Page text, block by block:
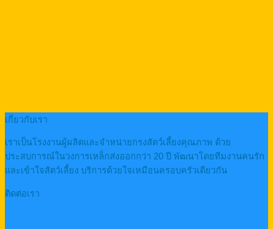
เกี่ยวกับเรา
เราเป็นโรงงานผู้ผลิตและจำหน่ายกรงสัตว์เลี้ยงคุณภาพ ด้วย
ประสบการณ์ในวงการเหล็กส่งออกกว่า 20 ปี พัฒนาโดยทีมงานคนรัก
และเข้าใจสัตว์เลี้ยง บริการด้วยใจเหมือนครอบครัวเดียวกัน
ติดต่อเรา